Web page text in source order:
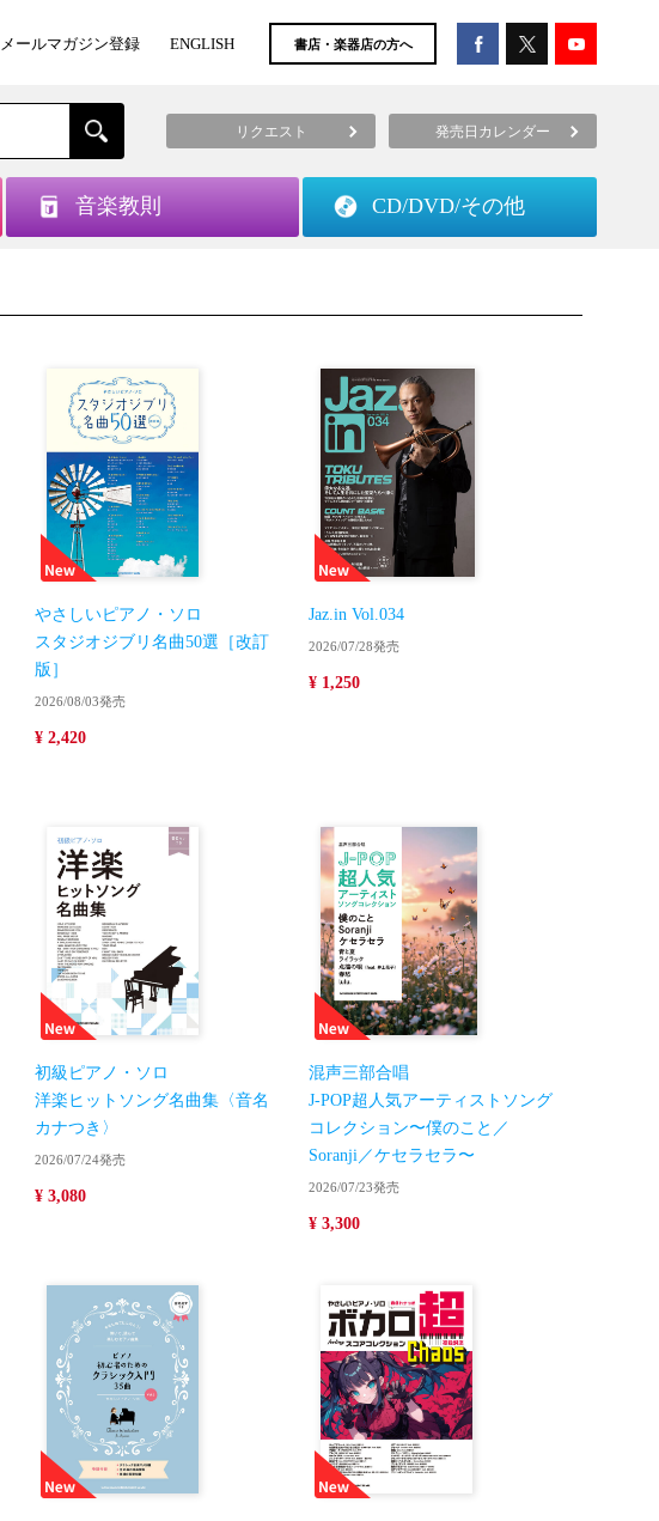
メールマガジン登録 ENGLISH 書店・楽器店の方へ
リクエスト 発売日カレンダー
音楽教則 CD/DVD/その他
やさしいピアノ・ソロ
スタジオジブリ名曲50選［改訂
版］
2026/08/03発売
¥ 2,420
Jaz.in Vol.034
2026/07/28発売
¥ 1,250
初級ピアノ・ソロ
洋楽ヒットソング名曲集〈音名
カナつき〉
2026/07/24発売
¥ 3,080
混声三部合唱
J-POP超人気アーティストソング
コレクション〜僕のこと／
Soranji／ケセラセラ〜
2026/07/23発売
¥ 3,300